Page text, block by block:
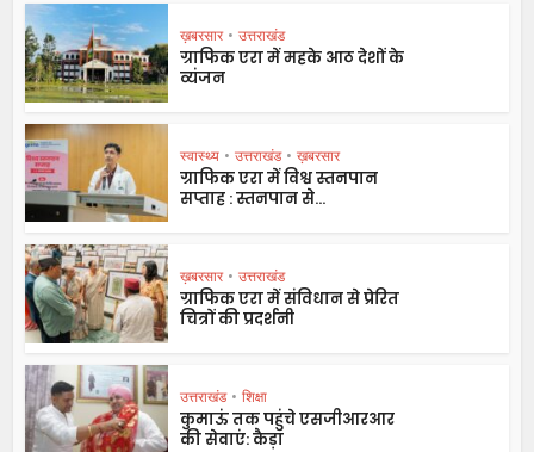
ख़बरसार • उत्तराखंड
ग्राफिक एरा में महके आठ देशों के
व्यंजन
स्वास्थ्य • उत्तराखंड • ख़बरसार
ग्राफिक एरा में विश्व स्तनपान
सप्ताह : स्तनपान से...
ख़बरसार • उत्तराखंड
ग्राफिक एरा में संविधान से प्रेरित
चित्रों की प्रदर्शनी
उत्तराखंड • शिक्षा
कुमाऊं तक पहुंचे एसजीआरआर
की सेवाएं: कैड़ा